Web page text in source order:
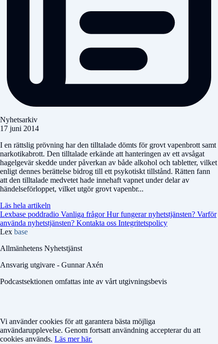
Nyhetsarkiv
17 juni 2014
I en rättslig prövning har den tilltalade dömts för grovt vapenbrott samt
narkotikabrott. Den tilltalade erkände att hanteringen av ett avsågat
hagelgevär skedde under påverkan av både alkohol och tabletter, vilket
enligt dennes berättelse bidrog till ett psykotiskt tillstånd. Rätten fann
att den tilltalade medvetet hade innehaft vapnet under delar av
händelseförloppet, vilket utgör grovt vapenbr...
Läs hela artikeln
Lexbase poddradio Vanliga frågorHur fungerar nyhetstjänsten? Varför
använda nyhetstjänsten? Kontakta oss Integritetspolicy
Lex base
Allmänhetens Nyhetstjänst
Ansvarig utgivare - Gunnar Axén
Podcastsektionen omfattas inte av vårt utgivningsbevis
Vi använder cookies för att garantera bästa möjliga
användarupplevelse. Genom fortsatt användning accepterar du att
cookies används. Läs mer här.